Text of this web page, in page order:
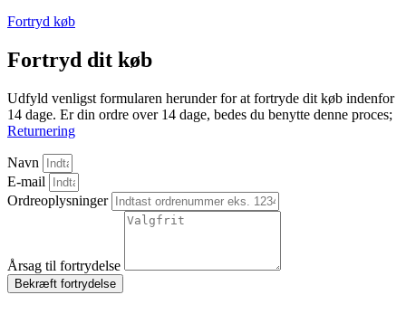
Fortryd køb
Fortryd dit køb
Udfyld venligst formularen herunder for at fortryde dit køb indenfor
14 dage. Er din ordre over 14 dage, bedes du benytte denne proces;
Returnering
Navn
E-mail
Ordreoplysninger
Årsag til fortrydelse
Bekræft fortrydelse